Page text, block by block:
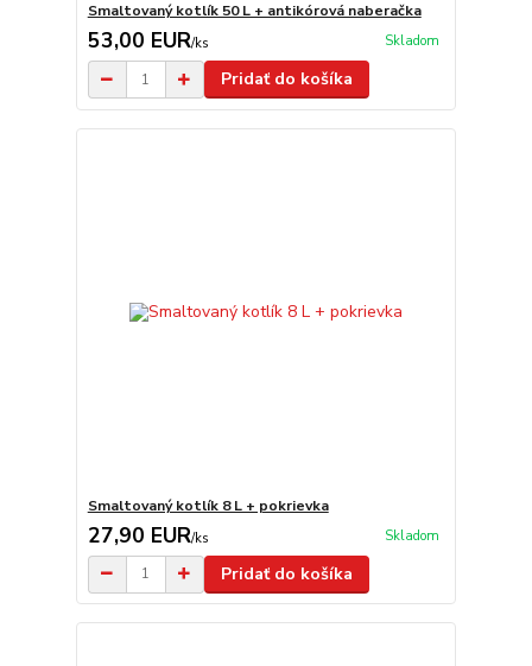
Smaltovaný kotlík 50 L + antikórová naberačka
53,00 EUR/ks Skladom
Pridať do košíka
Smaltovaný kotlík 8 L + pokrievka
27,90 EUR/ks Skladom
Pridať do košíka